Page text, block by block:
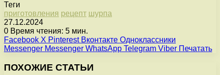
Теги
приготовления рецепт шурпа
27.12.2024
0 Время чтения: 5 мин.
Facebook X Pinterest Вконтакте Одноклассники
Messenger Messenger WhatsApp Telegram Viber Печатать
ПОХОЖИЕ СТАТЬИ